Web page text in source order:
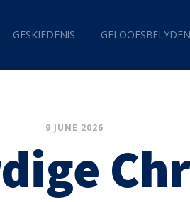
GESKIEDENIS
9 JUNE 2026